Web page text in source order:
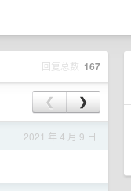
回复总数 167
❮ ❯
2021 年 4 月 9 日